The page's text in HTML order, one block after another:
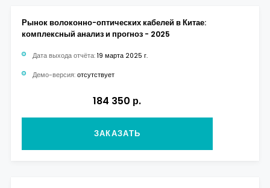
Рынок волоконно-оптических кабелей в Китае:
комплексный анализ и прогноз - 2025
Дата выхода отчёта: 19 марта 2025 г.
Демо-версия: отсутствует
184 350 р.
ЗАКАЗАТЬ